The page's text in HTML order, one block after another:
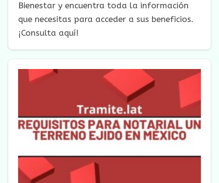
Bienestar y encuentra toda la información
que necesitas para acceder a sus beneficios.
¡Consulta aquí!